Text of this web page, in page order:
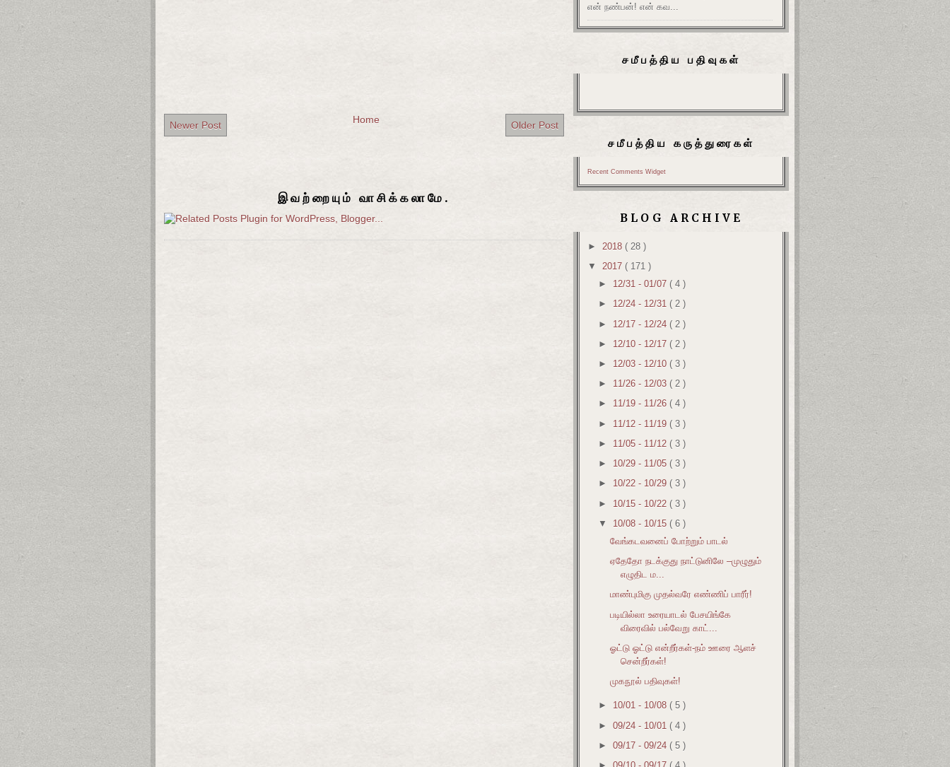
Newer Post Older Post
Home
இவற்றையும் வாசிக்கலாமே.
என் நண்பன்! என் கவ...
சமீபத்திய பதிவுகள்
சமீபத்திய கருத்துரைகள்
Recent Comments Widget
BLOG ARCHIVE
► 2018 ( 28 )
▼ 2017 ( 171 )
► 12/31 - 01/07 ( 4 )
► 12/24 - 12/31 ( 2 )
► 12/17 - 12/24 ( 2 )
► 12/10 - 12/17 ( 2 )
► 12/03 - 12/10 ( 3 )
► 11/26 - 12/03 ( 2 )
► 11/19 - 11/26 ( 4 )
► 11/12 - 11/19 ( 3 )
► 11/05 - 11/12 ( 3 )
► 10/29 - 11/05 ( 3 )
► 10/22 - 10/29 ( 3 )
► 10/15 - 10/22 ( 3 )
▼ 10/08 - 10/15 ( 6 )
வேங்கடவனைப் போற்றும் பாடல்
ஏதேதோ நடக்குது நாட்டுனிலே –முழுதும்
எழுதிட ம...
மாண்புமிகு முதல்வரே எண்ணிப் பாரீர்!
படியில்லா உரையாடல் பேசயிங்கே
விரைவில் பல்வேறு காட்...
ஓட்டு ஓட்டு என்றீர்கள்-நம் ஊரை ஆளச்
சென்றீர்கள்!
முகநூல் பதிவுகள்!
► 10/01 - 10/08 ( 5 )
►09/24 - 10/01 ( 4 )
►09/17 - 09/24 ( 5 )